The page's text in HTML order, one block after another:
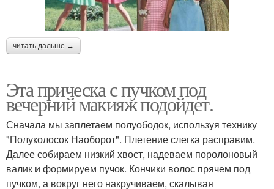
читать дальше →
Эта прическа с пучком под
вечерний макияж подойдет.
Сначала мы заплетаем полуободок, используя технику
"Полуколосок Наоборот". Плетение слегка расправим.
Далее собираем низкий хвост, надеваем поролоновый
валик и формируем пучок. Кончики волос прячем под
пучком, а вокруг него накручиваем, скалывая